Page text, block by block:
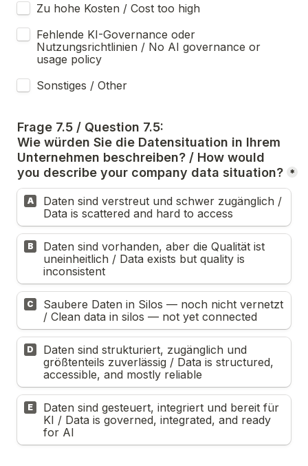
Zu hohe Kosten / Cost too high
Fehlende KI-Governance oder
Nutzungsrichtlinien / No AI governance or
usage policy
Sonstiges / Other
Frage 7.5 / Question 7.5:
Wie würden Sie die Datensituation in Ihrem
Unternehmen beschreiben? / How would
you describe your company data situation? *
A
Daten sind verstreut und schwer zugänglich /
Data is scattered and hard to access
B
Daten sind vorhanden, aber die Qualität ist
uneinheitlich / Data exists but quality is
inconsistent
C
Saubere Daten in Silos — noch nicht vernetzt
/ Clean data in silos — not yet connected
D
Daten sind strukturiert, zugänglich und
größtenteils zuverlässig / Data is structured,
accessible, and mostly reliable
E
Daten sind gesteuert, integriert und bereit für
KI / Data is governed, integrated, and ready
for AI